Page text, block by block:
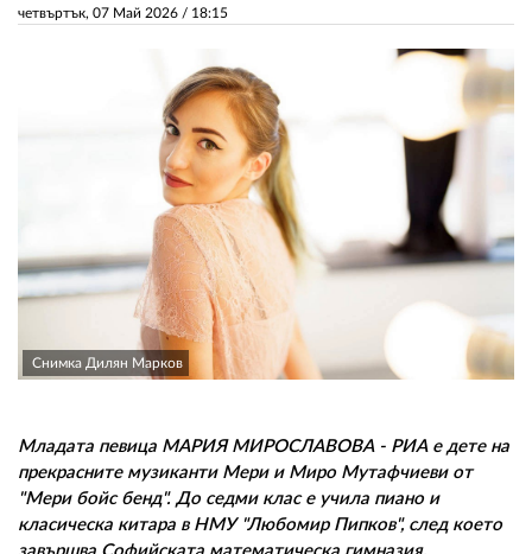
Снимка Дилян Марков
четвъртък, 07 Май 2026 / 18:15
Младата певица МАРИЯ МИРОСЛАВОВА - РИА е дете на
прекрасните музиканти Мери и Миро Мутафчиеви от
"Мери бойс бенд". До седми клас е учила пиано и
класическа китара в НМУ "Любомир Пипков", след което
КОНТАКТИ
РЕКЛАМА
АБОНАМЕНТ
УСЛОВИЯ ЗА ПОЛЗВАНЕ
ПОЛИТИКА ЗА БИСКВИТКИТЕ
ПОЛИТИКАТА ЗА
ПОВЕРИТЕЛНОСТ